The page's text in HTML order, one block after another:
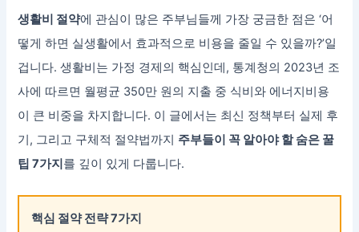
생활비 절약에 관심이 많은 주부님들께 가장 궁금한 점은 ‘어
떻게 하면 실생활에서 효과적으로 비용을 줄일 수 있을까?’일
겁니다. 생활비는 가정 경제의 핵심인데, 통계청의 2023년 조
사에 따르면 월평균 350만 원의 지출 중 식비와 에너지비용
이 큰 비중을 차지합니다. 이 글에서는 최신 정책부터 실제 후
기, 그리고 구체적 절약법까지 주부들이 꼭 알아야 할 숨은 꿀
팁 7가지 를 깊이 있게 다룹니다.
핵심 절약 전략 7가지